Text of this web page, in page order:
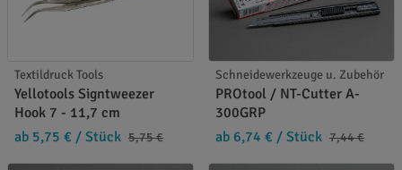
Textildruck Tools
Yellotools Signtweezer
Hook 7 - 11,7 cm
ab 5,75 € / Stück 5,75 €
Schneidewerkzeuge u. Zubehör
PROtool / NT-Cutter A-
300GRP
ab 6,74 € / Stück 7,44 €